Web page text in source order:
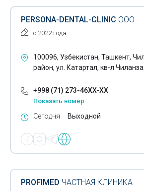
PERSONA-DENTAL-CLINIC ООО
с 2022 года
100096, Узбекистан, Ташкент,
район, ул. Катартал, кв-л
+998 (71) 273-46XX-XX
Показать номер
Сегодня Выходной
PROFIMED ЧАСТНАЯ КЛИНИКА